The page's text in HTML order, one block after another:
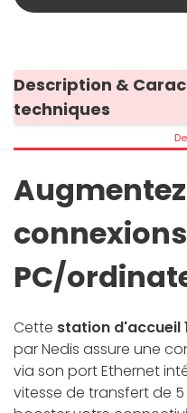
Description &
techniques
PC/
Cette station d'accueil
par Nedis assure une
via son port Ethernet
vitesse de transfert de